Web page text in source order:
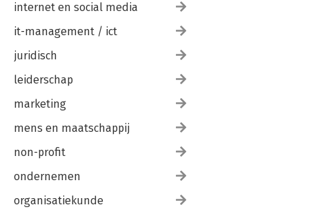
internet en social media
it-management / ict
juridisch
leiderschap
marketing
mens en maatschappij
non-profit
ondernemen
organisatiekunde